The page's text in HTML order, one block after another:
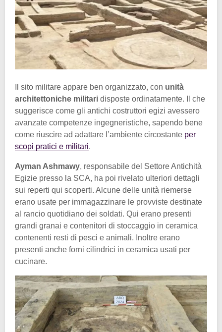
Il sito militare appare ben organizzato, con unità
architettoniche militari disposte ordinatamente. Il che
suggerisce come gli antichi costruttori egizi avessero
avanzate competenze ingegneristiche, sapendo bene
come riuscire ad adattare l’ambiente circostante per
scopi pratici e militari.
Ayman Ashmawy, responsabile del Settore Antichità
Egizie presso la SCA, ha poi rivelato ulteriori dettagli
sui reperti qui scoperti. Alcune delle unità riemerse
erano usate per immagazzinare le provviste destinate
al rancio quotidiano dei soldati. Qui erano presenti
grandi granai e contenitori di stoccaggio in ceramica
contenenti resti di pesci e animali. Inoltre erano
presenti anche forni cilindrici in ceramica usati per
cucinare.